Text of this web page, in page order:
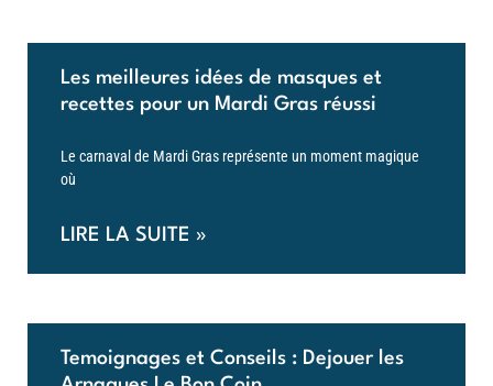
Les meilleures idées de masques et
recettes pour un Mardi Gras réussi
Le carnaval de Mardi Gras représente un moment magique
où
LIRE LA SUITE »
Temoignages et Conseils : Dejouer les